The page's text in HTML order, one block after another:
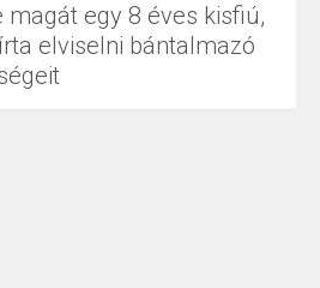
magát egy 8 éves kisfiú,
elviselni bántalmazó